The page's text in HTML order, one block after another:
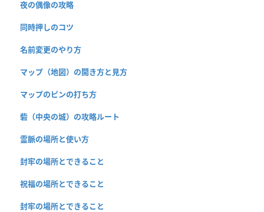
夜の偶像の攻略
同時押しのコツ
名前変更のやり方
マップ（地図）の開き方と見方
マップのピンの打ち方
砦（中央の城）の攻略ルート
霊脈の場所と使い方
封牢の場所とできること
祝福の場所とできること
封牢の場所とできること